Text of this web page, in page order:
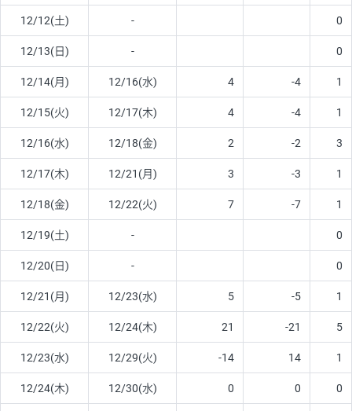
12/12(土) - 0
12/13(日) - 0
12/14(月) 12/16(水) 4 -4 1
12/15(火) 12/17(木) 4 -4 1
12/16(水) 12/18(金) 2 -2 3
12/17(木) 12/21(月) 3 -3 1
12/18(金) 12/22(火) 7 -7 1
12/19(土) - 0
12/20(日) - 0
12/21(月) 12/23(水) 5 -5 1
12/22(火) 12/24(木) 21 -21 5
12/23(水) 12/29(火) -14 14 1
12/24(木) 12/30(水) 0 0 0